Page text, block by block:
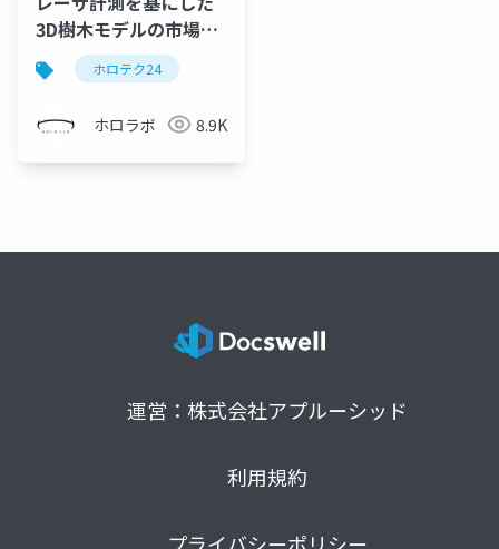
3D樹木モデルの市場化
に向けてホロテク24
ホロラボ 8.9K
運営：株式会社アプルーシッド
利用規約
プライバシーポリシー